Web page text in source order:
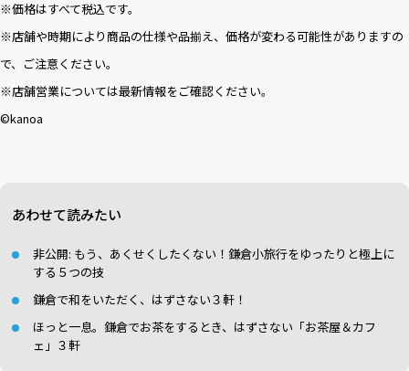
※価格はすべて税込です。
※店舗や時期により商品の仕様や品揃え、価格が変わる可能性がありますの
で、ご注意ください。
※店舗営業については最新情報をご確認ください。
©︎kanoa
あわせて読みたい
非公開: もう、あくせくしたくない！鎌倉小旅行をゆったりと極上に
する５つの技
鎌倉で和をいただく、はずさない３軒！
ほっと一息。鎌倉でお茶をするとき、はずさない「お茶屋＆カフ
ェ」３軒